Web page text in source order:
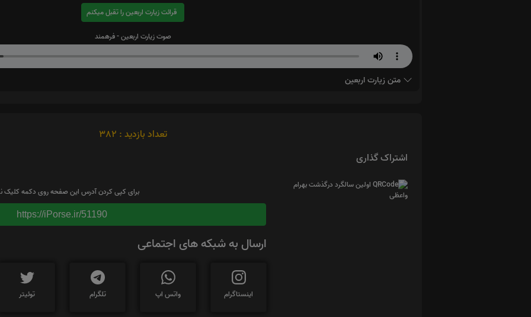
قرائت زیارت اربعین را تقبل میکنم
صوت زیارت اربعین - فرهمند
متن زیارت اربعین
تعداد بازدید : 382
اشتراک گذاری
برای کپی کردن آدرس این صفحه روی دکمه کلیک
https://iPorse.ir/51190
ارسال به شبکه های اجتماعی
اینستاگرام واتس اپ تلگرام توئیتر